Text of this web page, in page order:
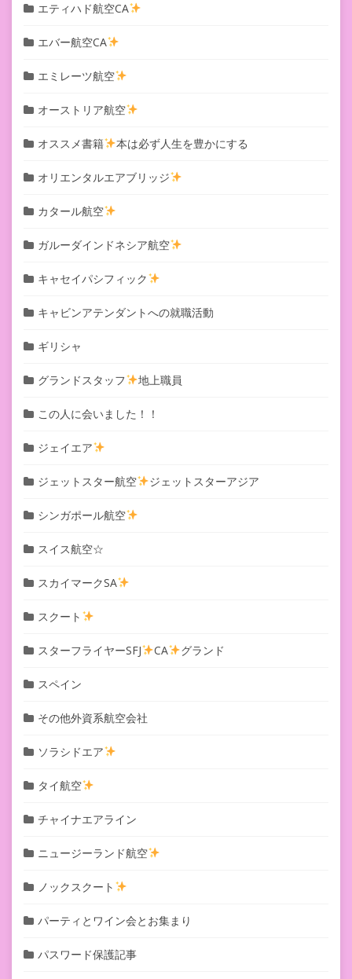
エティハド航空CA
エバー航空CA
エミレーツ航空
オーストリア航空
オススメ書籍 本は必ず人生を豊かにする
オリエンタルエアブリッジ
カタール航空
ガルーダインドネシア航空
キャセイパシフィック
キャビンアテンダントへの就職活動
ギリシャ
グランドスタッフ 地上職員
この人に会いました！！
ジェイエア
ジェットスター航空 ジェットスターアジア
シンガポール航空
スイス航空☆
スカイマークSA
スクート
スターフライヤーSFJ CA グランド
スペイン
その他外資系航空会社
ソラシドエア
タイ航空
チャイナエアライン
ニュージーランド航空
ノックスクート
パーティとワイン会とお集まり
パスワード保護記事